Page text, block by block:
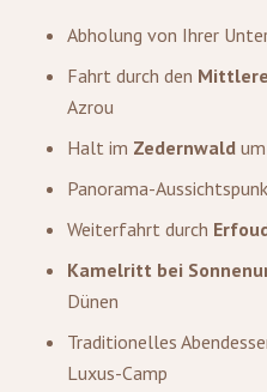
Abholung von Ihrer
Fahrt durch den
Azrou
Halt im Zedernwald
Panorama-
Weiterfahrt durch
Kamelritt bei
Dünen
Traditionelles
Luxus-Camp